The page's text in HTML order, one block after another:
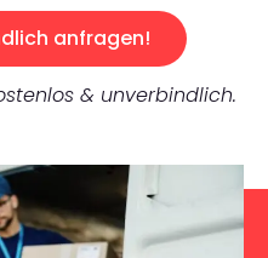
anfragen!
& unverbindlich.